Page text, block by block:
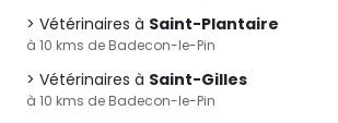
Vétérinaires à Saint-Plantaire
à 10 kms de Badecon-le-Pin
Vétérinaires à Saint-Gilles
à 10 kms de Badecon-le-Pin